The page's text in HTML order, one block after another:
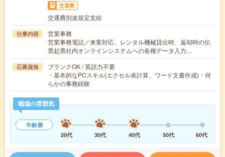
交通費
交通費別途規定支給
仕事内容
営業事務
営業事務電話／来客対応、レンタル機械貸出時、返却時の伝
票起票社内オンラインシステムへの各種データ入力…
応募資格
ブランクOK / 英語力不要
・基本的なPCスキル(エクセル表計算、ワード文書作成)・何
らかの事務経験
職場の雰囲気
年齢層
20代
30代 40代 50代 60代